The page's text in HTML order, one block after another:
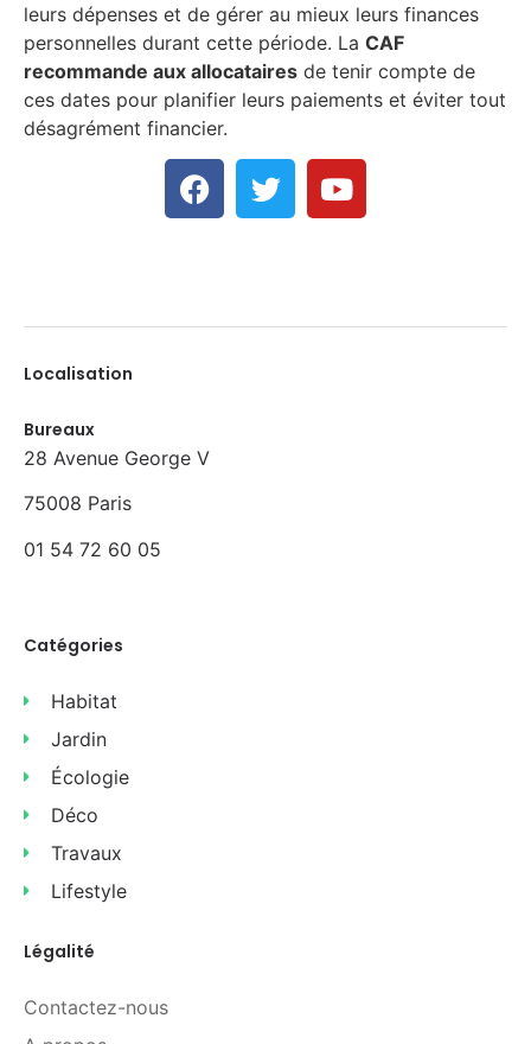
leurs dépenses et de gérer au mieux leurs finances
personnelles durant cette période. La CAF
recommande aux allocataires de tenir compte de
ces dates pour planifier leurs paiements et éviter tout
désagrément financier.
Localisation
Bureaux
28 Avenue George V
75008 Paris
01 54 72 60 05
Catégories
Habitat
Jardin
Écologie
Déco
Travaux
Lifestyle
Légalité
Contactez-nous